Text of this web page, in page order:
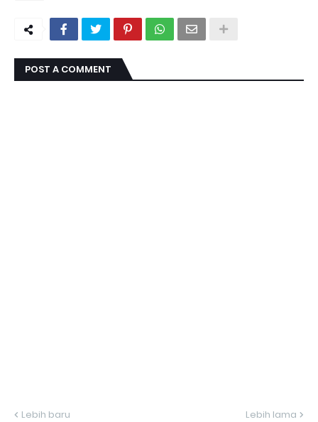
POST A COMMENT
Lebih baru Lebih lama